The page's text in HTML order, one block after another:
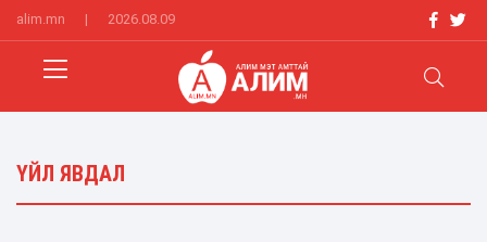
alim.mn | 2026.08.09
ҮЙЛ ЯВДАЛ